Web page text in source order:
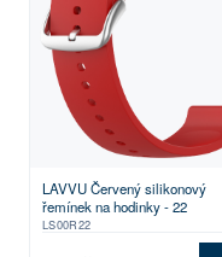
LAVVU Červený silikonový
řemínek na hodinky - 22
LS00R22